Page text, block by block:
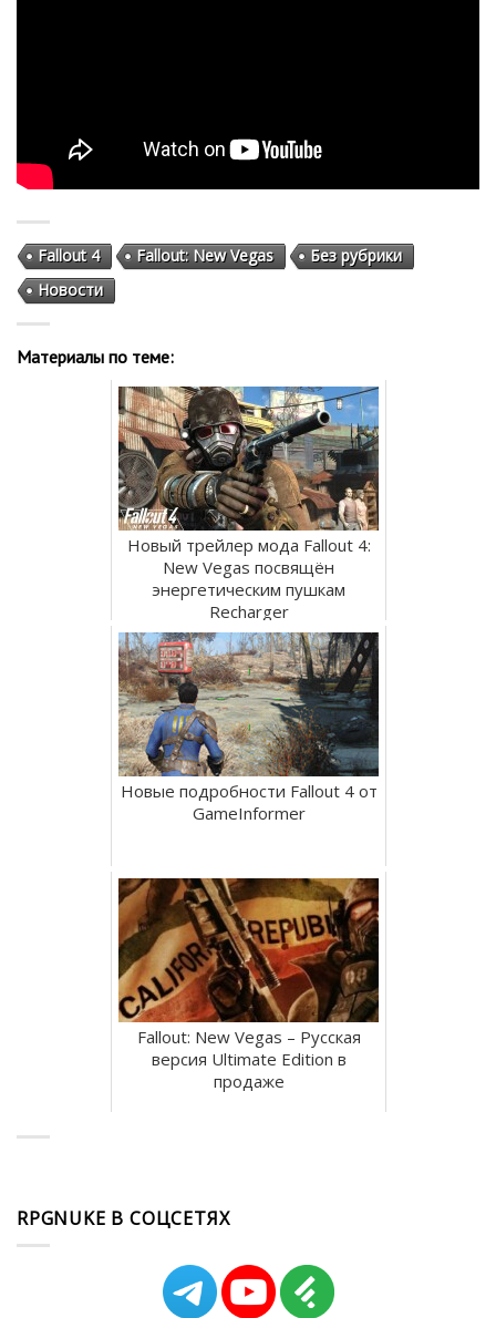
Fallout 4 Fallout: New Vegas
Без рубрики
Новости
Материалы по теме:
Новый трейлер мода Fallout 4:
New Vegas посвящён
энергетическим пушкам
Recharger
Новые подробности Fallout 4 от
GameInformer
Fallout: New Vegas – Русская
версия Ultimate Edition в
продаже
RPGNUKE В СОЦСЕТЯХ